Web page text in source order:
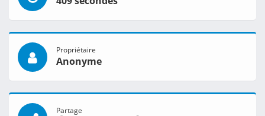
Propriétaire
Anonyme
Partage